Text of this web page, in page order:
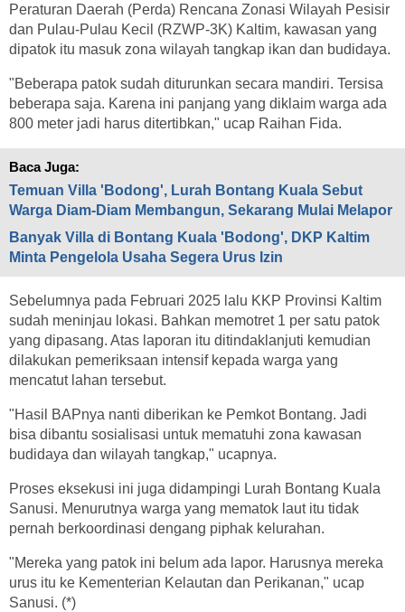
Peraturan Daerah (Perda) Rencana Zonasi Wilayah Pesisir
dan Pulau-Pulau Kecil (RZWP-3K) Kaltim, kawasan yang
dipatok itu masuk zona wilayah tangkap ikan dan budidaya.
"Beberapa patok sudah diturunkan secara mandiri. Tersisa
beberapa saja. Karena ini panjang yang diklaim warga ada
800 meter jadi harus ditertibkan," ucap Raihan Fida.
Baca Juga:
Temuan Villa 'Bodong', Lurah Bontang Kuala Sebut
Warga Diam-Diam Membangun, Sekarang Mulai Melapor
Banyak Villa di Bontang Kuala 'Bodong', DKP Kaltim
Minta Pengelola Usaha Segera Urus Izin
Sebelumnya pada Februari 2025 lalu KKP Provinsi Kaltim
sudah meninjau lokasi. Bahkan memotret 1 per satu patok
yang dipasang. Atas laporan itu ditindaklanjuti kemudian
dilakukan pemeriksaan intensif kepada warga yang
mencatut lahan tersebut.
"Hasil BAPnya nanti diberikan ke Pemkot Bontang. Jadi
bisa dibantu sosialisasi untuk mematuhi zona kawasan
budidaya dan wilayah tangkap," ucapnya.
Proses eksekusi ini juga didampingi Lurah Bontang Kuala
Sanusi. Menurutnya warga yang mematok laut itu tidak
pernah berkoordinasi dengang piphak kelurahan.
"Mereka yang patok ini belum ada lapor. Harusnya mereka
urus itu ke Kementerian Kelautan dan Perikanan," ucap
Sanusi. (*)